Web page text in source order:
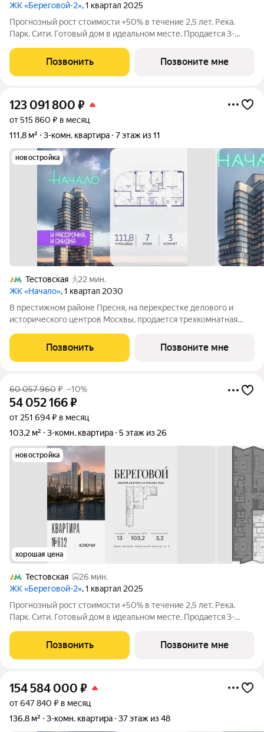
ЖК «Береговой-2», 1 квартал 2025
Прогнозный рост стоимости +50% в течение 2,5 лет. Река.
Парк. Сити. Готовый дом в идеальном месте. Продается 3-
и видом на Москву-реку. Береговой - квартал-курорт в центре
столицы. Пешеходная
Позвонить Позвоните мне
123 091 800 ₽
от 515 860 ₽ в месяц
111,8 м²
3-комн. квартира 7 этаж из 11
новостройка
Тестовская
22 мин.
ЖК «Начало», 1 квартал 2030
В престижном районе Пресня, на перекрестке делового и
исторического центров Москвы, продается трехкомнатная
находится на 7 этаже 11-этажного дома, в новом элитном
жилом комплексе «Начало» от
Позвонить Позвоните мне
60 057 960₽ –10%
54 052 166₽
от 251 694 ₽ в месяц
103,2 м²
3-комн. квартира 5 этаж из 26
новостройка
хорошая цена
Тестовская
26 мин.
ЖК «Береговой-2», 1 квартал 2025
Прогнозный рост стоимости +50% в течение 2,5 лет. Река.
Парк. Сити. Готовый дом в идеальном месте. Продается 3-
и видом на школу. Береговой - квартал-курорт в центре
столицы. Пешеходная
Позвонить Позвоните мне
154 584 000 ₽
от 647 840 ₽ в месяц
136,8 м²
3-комн. квартира 37 этаж из 48